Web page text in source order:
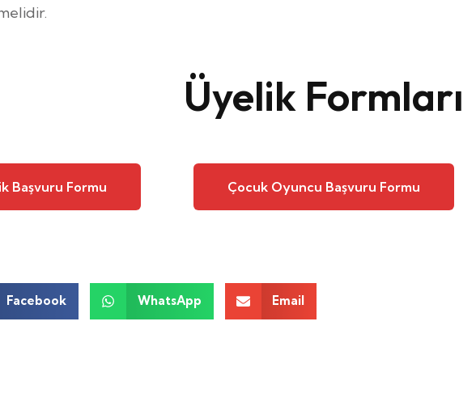
Üyelik Formları
Başvuru Formu Çocuk Oyuncu Başvuru Formu
Facebook WhatsApp Email